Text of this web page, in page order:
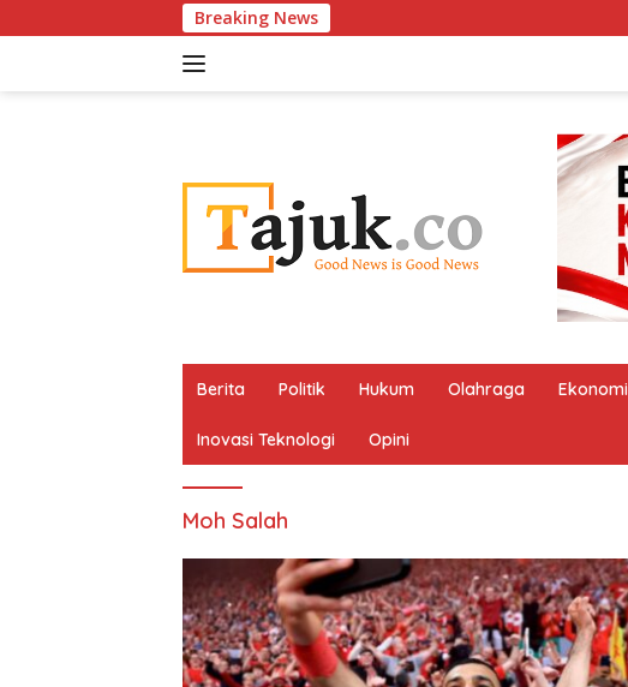
ke
Breaking News
Berita Politik Hukum Olahraga Ekonomi
Inovasi Teknologi Opini
Moh Salah